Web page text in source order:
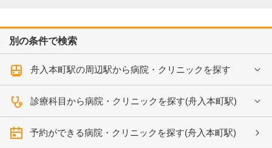
別の条件で検索
舟入本町駅の周辺駅から病院・クリニックを探す
診療科目から病院・クリニックを探す(舟入本町駅)
予約ができる病院・クリニックを探す(舟入本町駅)